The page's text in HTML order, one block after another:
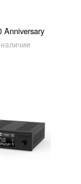
Anniversary